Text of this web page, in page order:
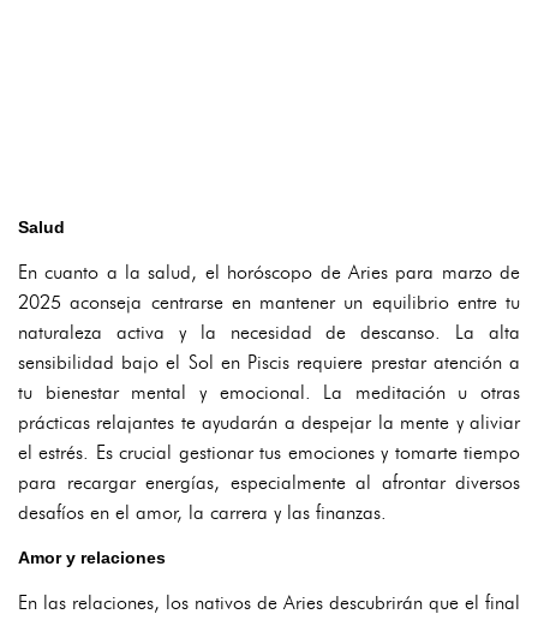
Salud
En cuanto a la salud, el horóscopo de Aries para marzo de
2025 aconseja centrarse en mantener un equilibrio entre tu
naturaleza activa y la necesidad de descanso. La alta
sensibilidad bajo el Sol en Piscis requiere prestar atención a
tu bienestar mental y emocional. La meditación u otras
prácticas relajantes te ayudarán a despejar la mente y aliviar
el estrés. Es crucial gestionar tus emociones y tomarte tiempo
para recargar energías, especialmente al afrontar diversos
desafíos en el amor, la carrera y las finanzas.
Amor y relaciones
En las relaciones, los nativos de Aries descubrirán que el final